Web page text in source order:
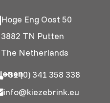
Hoge Eng Oost 50
3882 TN Putten
The Netherlands
+31 (0) 341 358 338
info@kiezebrink.eu